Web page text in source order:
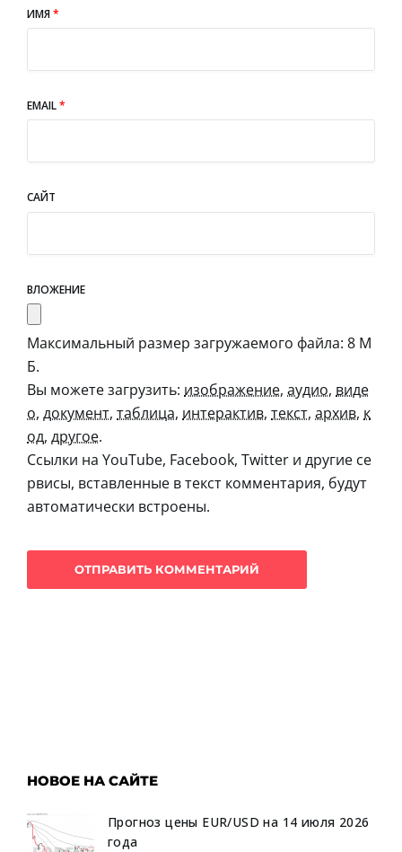
ИМЯ*
EMAIL*
САЙТ
ВЛОЖЕНИЕ
Максимальный размер загружаемого файла: 8 М
Б.
Вы можете загрузить: изображение, аудио, виде
о, документ, таблица, интерактив, текст, архив, к
од, другое.
Ссылки на YouTube, Facebook, Twitter и другие се
рвисы, вставленные в текст комментария, будут
автоматически встроены.
НОВОЕ НА САЙТЕ
Прогноз цены EUR/USD на 14 июля 2026
года